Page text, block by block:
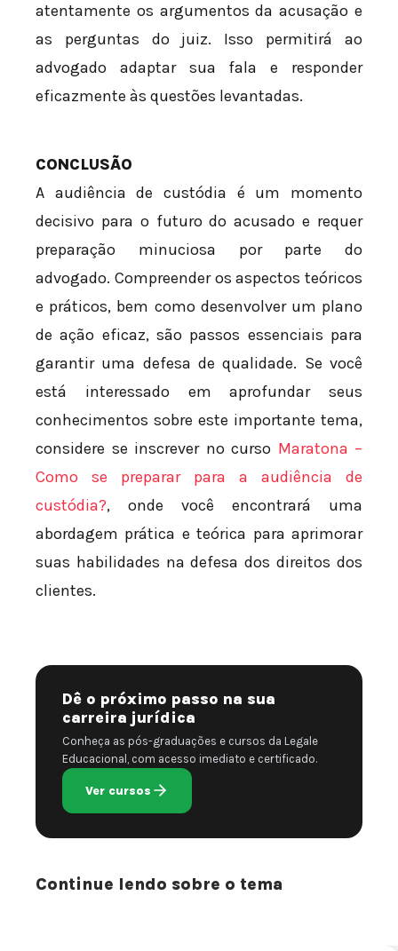
atentamente os argumentos da acusação e
as perguntas do juiz. Isso permitirá ao
advogado adaptar sua fala e responder
eficazmente às questões levantadas.
CONCLUSÃO
A audiência de custódia é um momento
decisivo para o futuro do acusado e requer
preparação minuciosa por parte do
advogado. Compreender os aspectos teóricos
e práticos, bem como desenvolver um plano
de ação eficaz, são passos essenciais para
garantir uma defesa de qualidade. Se você
está interessado em aprofundar seus
conhecimentos sobre este importante tema,
considere se inscrever no curso Maratona –
Como se preparar para a audiência de
custódia?, onde você encontrará uma
abordagem prática e teórica para aprimorar
suas habilidades na defesa dos direitos dos
clientes.
Dê o próximo passo na sua
carreira jurídica
Conheça as pós-graduações e cursos da Legale
Educacional, com acesso imediato e certificado.
Ver cursos
Continue lendo sobre o tema